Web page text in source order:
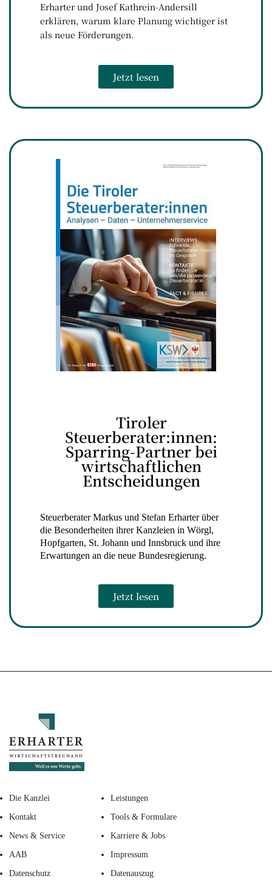
Erharter und Josef Kathrein-Andersill
erklären, warum klare Planung wichtiger ist
als neue Förderungen.​
Jetzt lesen
Tiroler
Steuerberater:innen:
Sparring-Partner bei
wirtschaftlichen
Entscheidungen
Steuerberater Markus und Stefan Erharter über
die Besonderheiten ihrer Kanzleien in Wörgl,
Hopfgarten, St. Johann und Innsbruck und ihre
Erwartungen an die neue Bundesregierung.
Jetzt lesen
Die Kanzlei Leistungen
Kontakt Tools & Formulare
News & Service Karriere & Jobs
AAB Impressum
Datenschutz Datenauszug